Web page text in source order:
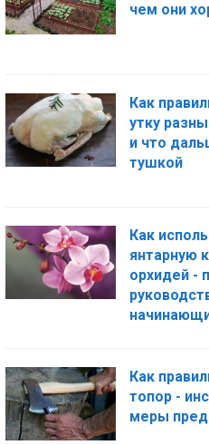
чем они
Как
утку
и что
тушкой
Как
янтарную
орхидей -
Как
топор -
меры